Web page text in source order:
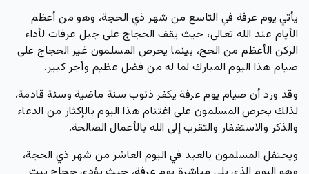
يأتي يوم عرفة في التاسع من شهر ذي الحجة، وهو من أعظم
الأيام عند الله تعالى، حيث يقف الحجاج على جبل عرفات لأداء
الركن الأعظم من الحج، بينما يحرص المسلمون غير الحجاج على
صيام هذا اليوم المبارك لما له من فضل عظيم وأجر كبير.
وقد ورد أن صيام يوم عرفة يكفر ذنوب سنة ماضية وسنة قادمة،
لذلك يحرص المسلمون على اغتنام هذا اليوم بالإكثار من الدعاء
والذكر والاستغفار والتقرب إلى الله بالأعمال الصالحة.
ويحتفل المسلمون بالعيد في اليوم العاشر من شهر ذي الحجة،